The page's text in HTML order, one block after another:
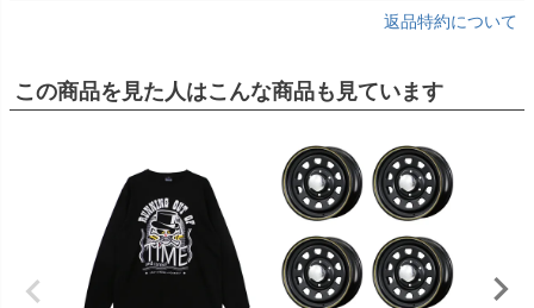
返品特約について
この商品を見た人はこんな商品も見ています